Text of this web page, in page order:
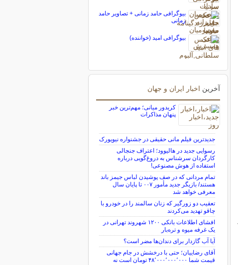
بیوگرافی حامد زمانی + تصاویر حامد
زمانی
بیوگرافی امید (خواننده)
آخرین اخبار ایران و جهان
کریدور میانی؛ مهم‌ترین خبر
پنهان مذاکرات
جدیدترین فیلم مانی حقیقی در جشنواره نیویورک
رسوایی جدید در هالیوود؛ اعتراف جنجالی
کارگردان سرشناس به دروغ‌گویی درباره
استفاده از هوش مصنوعی!
تمام مردانی که در صف پوشیدن لباس جیمز باند
هستند/ بازیگر جدید مأمور ۰۰۷ تا پایان سال
معرفی خواهد شد
تعقیب دو زورگیر که زنان سالمند را در خودرو با
چاقو تهدید می‌کردند
افشای اطلاعات بانکی ۱۲۰۰ شهروند تهرانی در
یک غرفه میوه و تره‌بار
آیا آب گازدار برای دندان‌ها مضر است؟
آقای رضاییان؛ حتی با درخشش در جام جهانی
قیمت شما ۴۸٬۰۰۰٬۰۰۰٬۰۰۰ تومان است نه